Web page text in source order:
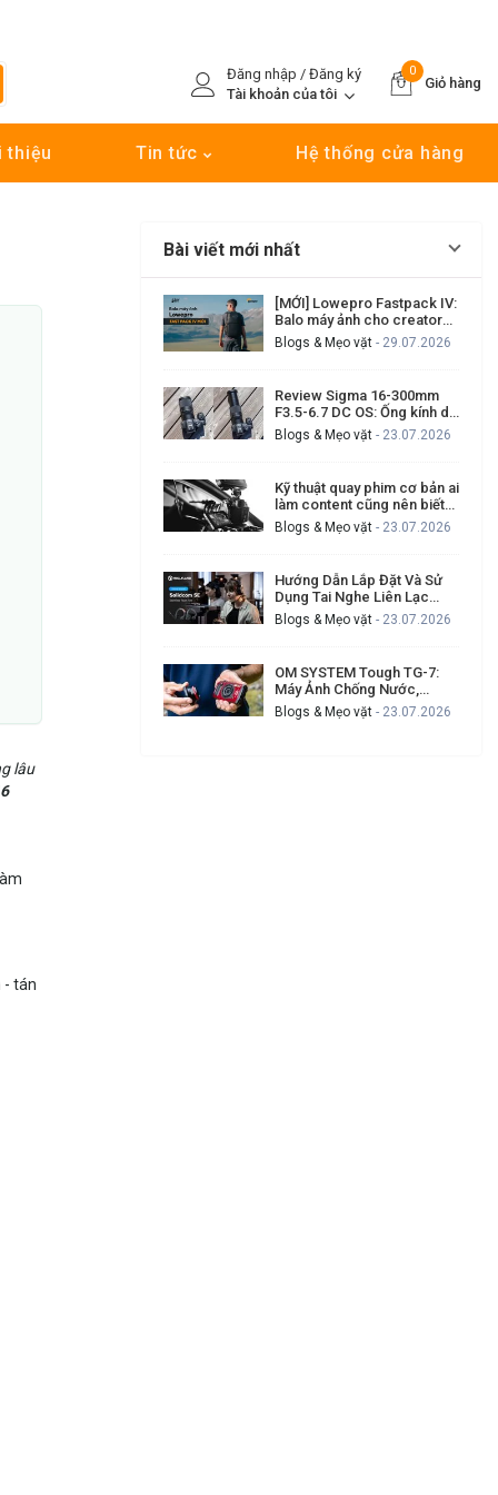
Đăng nhập / Đăng ký
Tài khoản của tôi
0
Giỏ hàng
thiệu Tin tức Hệ thống cửa hàng
lâu
- tán
Bài viết mới nhất
[MỚI] Lowepro Fastpack IV:
Balo máy ảnh cho creator
cần đi nhanh, lấy máy nhanh
Blogs & Mẹo vặt - 29.07.2026
Review Sigma 16-300mm
F3.5-6.7 DC OS: Ống kính du
lịch đa dụng có đáng mua?
Blogs & Mẹo vặt - 23.07.2026
Kỹ thuật quay phim cơ bản ai
làm content cũng nên biết
để tạo video chuyên nghiệp
hơn
Blogs & Mẹo vặt - 23.07.2026
Hướng Dẫn Lắp Đặt Và Sử
Dụng Tai Nghe Liên Lạc
Hollyland Solidcom SE Cho
Ekip Quay Phim Đông Người
Blogs & Mẹo vặt - 23.07.2026
OM SYSTEM Tough TG-7:
Máy Ảnh Chống Nước,
Chống Va Đập Cho Ai
Thường Xuyên Gặp Sự Cố
Blogs & Mẹo vặt - 23.07.2026